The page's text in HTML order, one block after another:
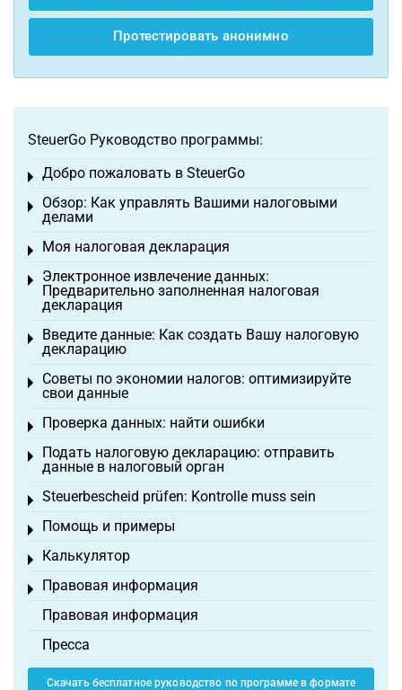
Протестировать анонимно
SteuerGo Руководство программы:
Добро пожаловать в SteuerGo
Toggle menu
Обзор: Как управлять Вашими налоговыми
делами
Toggle menu
Моя налоговая декларация
Toggle menu
Электронное извлечение данных:
Предварительно заполненная налоговая
декларация
Toggle menu
Введите данные: Как создать Вашу налоговую
декларацию
Toggle menu
Советы по экономии налогов: оптимизируйте
свои данные
Toggle menu
Проверка данных: найти ошибки
Toggle menu
Подать налоговую декларацию: отправить
данные в налоговый орган
Toggle menu
Steuerbescheid prüfen: Kontrolle muss sein
Toggle menu
Помощь и примеры
Toggle menu
Калькулятор
Toggle menu
Правовая информация
Toggle menu
Правовая информация
Пресса
Скачать бесплатное руководство по программе в формате